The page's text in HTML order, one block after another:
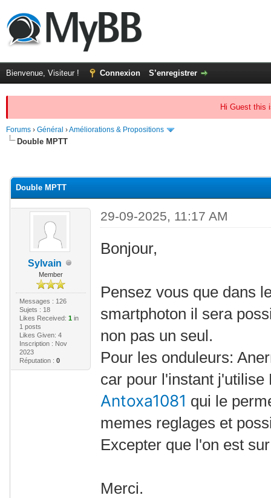
Bienvenue, Visiteur ! Connexion S’enregistrer
Hi Guest this
Forums › Général ›Améliorations & Propositions
Double MPTT
Double MPTT
Sylvain
Member
Messages : 126
Sujets : 18
Likes Received: 1in
1 posts
Likes Given: 4
Inscription : Nov
2023
Réputation : 0
29-09-2025, 11:17 AM
Bonjour,
Pensez vous que dans
smartphoton il sera
non pas un seul.
Pour les onduleurs:
car pour l'instant
Antoxa1081 qui le
memes reglages et
Excepter que l'on est
Merci.